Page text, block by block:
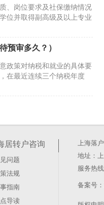
、岗位要求及社保缴纳情况
位并取得副高级及以上专业
预审多久？）
政策对纳税和就业的具体要
在最近连续三个纳税年度
记录等多个环节，这些条件
落户上海的公司一定要
年有这样一个案例：一位应
居转户咨询
问题
法规
指南
导读
上海落
地址：
服务热
备案号：